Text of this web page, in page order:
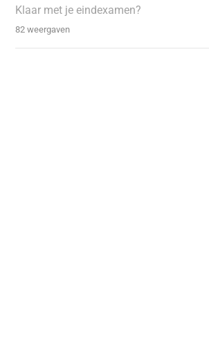
Klaar met je eindexamen?
82 weergaven